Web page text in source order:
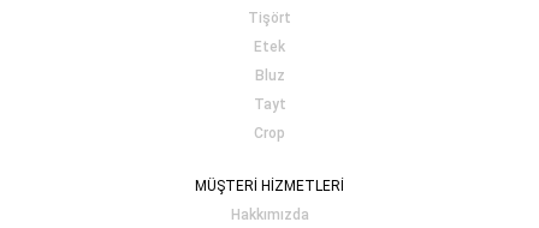
Tişört
Etek
Bluz
Tayt
Crop
MÜŞTERİ HİZMETLERİ
Hakkımızda